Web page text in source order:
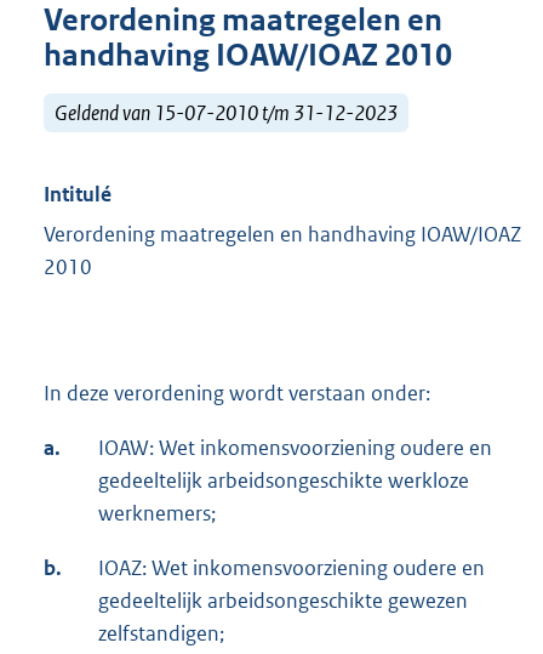
Verordening maatregelen en
handhaving IOAW/IOAZ 2010
Geldend van 15-07-2010 t/m 31-12-2023
Intitulé
Verordening maatregelen en handhaving IOAW/IOAZ
2010
In deze verordening wordt verstaan onder:
a.
IOAW: Wet inkomensvoorziening oudere en
gedeeltelijk arbeidsongeschikte werkloze
werknemers;
b.
IOAZ: Wet inkomensvoorziening oudere en
gedeeltelijk arbeidsongeschikte gewezen
zelfstandigen;